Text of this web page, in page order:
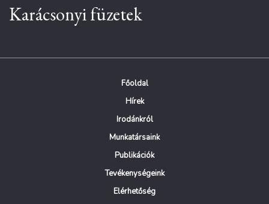
Karácsonyi füzetek
Főoldal
Hírek
Irodánkról
Munkatársaink
Publikációk
Tevékenységeink
Elérhetőség